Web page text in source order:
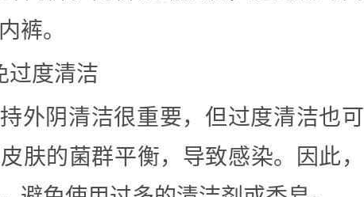
裤。
过度清洁
外阴清洁很重要，但过度清洁也可
肤的菌群平衡，导致感染。因此，